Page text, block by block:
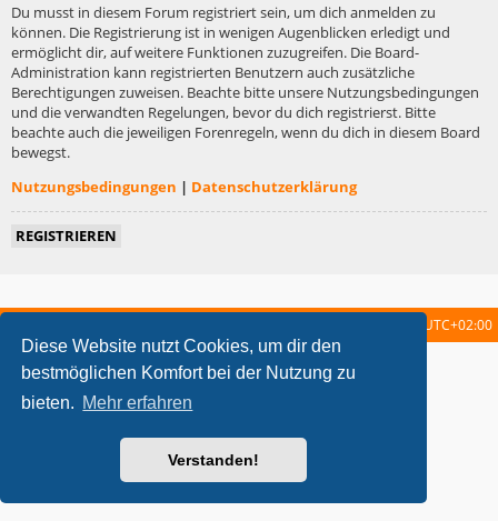
Diese Website nutzt Cookies, um dir den
bestmöglichen Komfort bei der Nutzung zu
bieten. Mehr erfahren
Verstanden!
Du musst in diesem Forum registriert sein, um dich anmelden zu
können. Die Registrierung ist in wenigen Augenblicken erledigt und
ermöglicht dir, auf weitere Funktionen zuzugreifen. Die Board-
Administration kann registrierten Benutzern auch zusätzliche
Berechtigungen zuweisen. Beachte bitte unsere Nutzungsbedingungen
und die verwandten Regelungen, bevor du dich registrierst. Bitte
beachte auch die jeweiligen Forenregeln, wenn du dich in diesem Board
bewegst.
Nutzungsbedingungen | Datenschutzerklärung
REGISTRIEREN
UTC+02:00
metrolike style by Eric Seguin Updated for phpBB3.2 by
Powered byphpBB ® Forum Software © phpBB Limited
Deutsche Übersetzung durch